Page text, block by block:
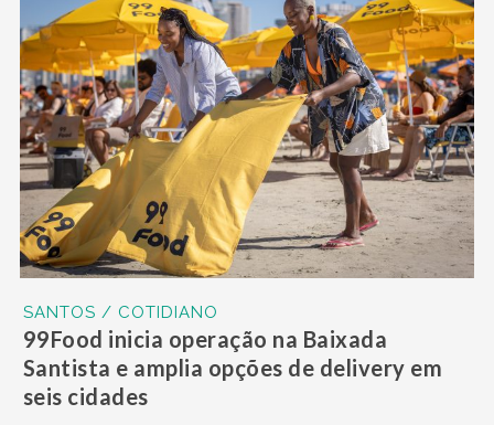
SANTOS / COTIDIANO
99Food inicia operação na Baixada
Santista e amplia opções de delivery em
seis cidades